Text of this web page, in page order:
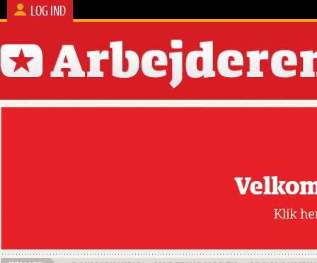
LOG IND